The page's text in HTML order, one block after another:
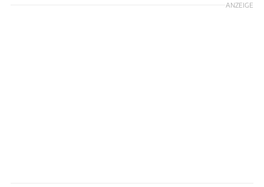
ANZEIGE